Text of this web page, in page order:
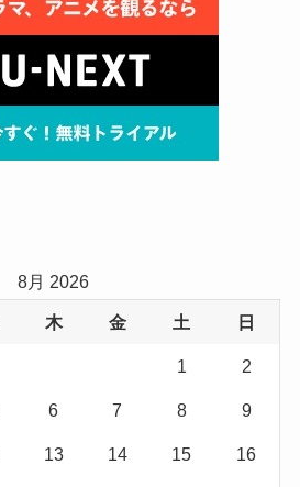
8月 2026
木 金 土 日
1 2
6 7 8 9
13 14 15 16